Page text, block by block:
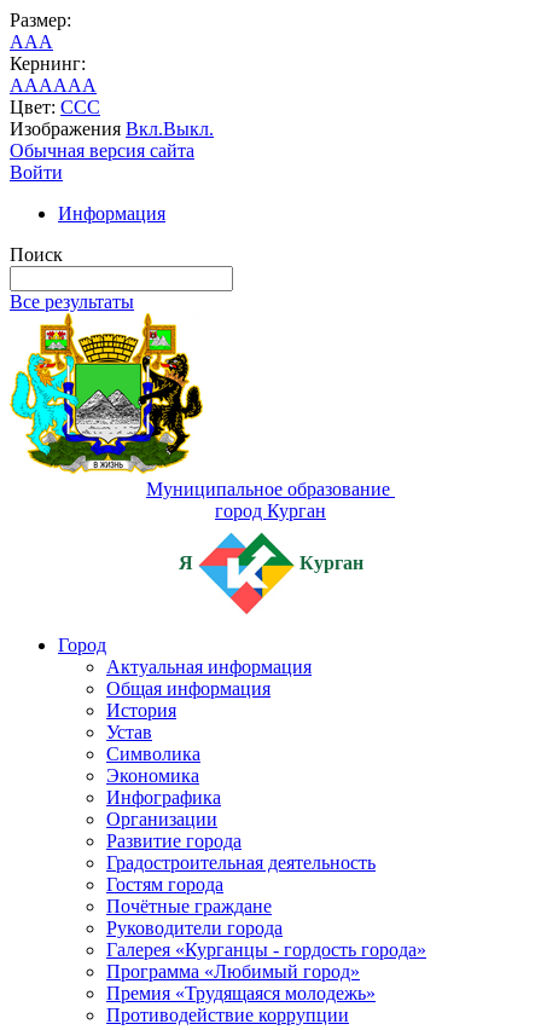
Размер:
AAA
Кернинг:
AAAAAA
Цвет: CCC
Изображения Вкл.Выкл.
Обычная версия сайта
Войти
Информация
Поиск
Все результаты
Муниципальное образование
город Курган
Я Курган
Город
Актуальная информация
Общая информация
История
Устав
Символика
Экономика
Инфографика
Организации
Развитие города
Градостроительная деятельность
Гостям города
Почётные граждане
Руководители города
Галерея «Курганцы - гордость города»
Программа «Любимый город»
Премия «Трудящаяся молодежь»
Противодействие коррупции